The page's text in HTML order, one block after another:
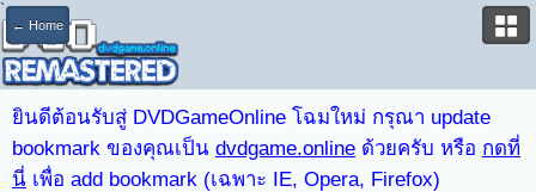
`
← Home
ยินดีต้อนรับสู่ DVDGameOnline โฉมใหม่ กรุณา update
bookmark ของคุณเป็น dvdgame.online ด้วยครับ หรือ กดที่
นี่ เพื่อ add bookmark (เฉพาะ IE, Opera, Firefox)